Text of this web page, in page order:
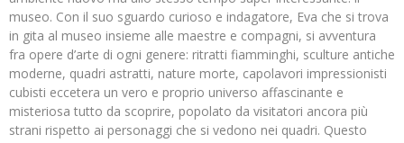
museo. Con il suo sguardo curioso e indagatore, Eva che si trova
in gita al museo insieme alle maestre e compagni, si avventura
fra opere d’arte di ogni genere: ritratti fiamminghi, sculture antiche
moderne, quadri astratti, nature morte, capolavori impressionisti
cubisti eccetera un vero e proprio universo affascinante e
misteriosa tutto da scoprire, popolato da visitatori ancora più
strani rispetto ai personaggi che si vedono nei quadri. Questo